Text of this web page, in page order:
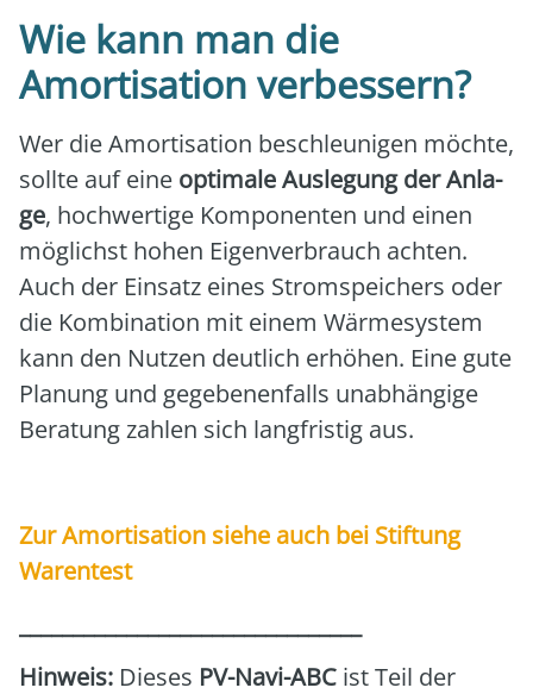
Wie kann man die
Amortisation verbessern?
Wer die Amor­ti­sa­ti­on beschleu­ni­gen möch­te,
soll­te auf eine opti­ma­le Aus­le­gung der Anla­
ge, hoch­wer­ti­ge Kom­po­nen­ten und einen
mög­lichst hohen Eigen­ver­brauch ach­ten.
Auch der Ein­satz eines Strom­spei­chers oder
die Kom­bi­na­ti­on mit einem Wär­me­sys­tem
kann den Nut­zen deut­lich erhö­hen. Eine gute
Pla­nung und gege­be­nen­falls unab­hän­gi­ge
Bera­tung zah­len sich lang­fris­tig aus.
Zur Amor­ti­sa­ti­on sie­he auch bei Stif­tung
Waren­test
Hin­weis: Die­ses PV-Navi-ABC ist Teil der